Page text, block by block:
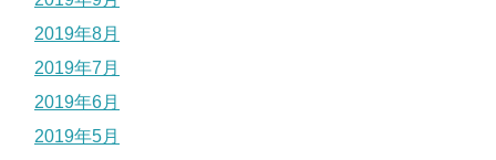
2019年8月
2019年7月
2019年6月
2019年5月